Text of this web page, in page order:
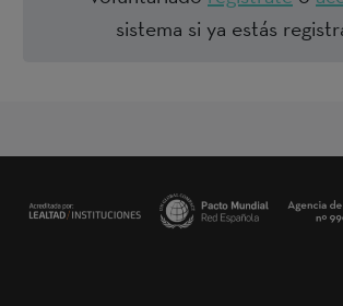
sistema si ya estás